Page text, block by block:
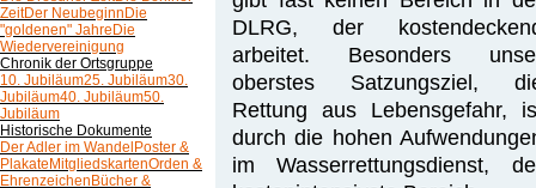
ZeitDer NeubeginnDie
"goldenen" JahreDie
Wiedervereinigung
Chronik der Ortsgruppe
10. Jubiläum25. Jubiläum30.
Jubiläum40. Jubiläum50.
Jubiläum
Historische Dokumente
Der Adler im WandelPoster &
PlakateMitgliedskartenOrden &
EhrenzeichenBücher &
DLRG, der
arbeitet. Besonders
oberstes Satzungsziel,
Rettung aus Lebensgefahr,
durch die hohen
im Wasserrettungsdienst,